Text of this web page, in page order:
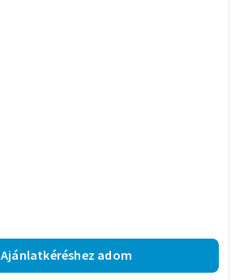
Ajánlatkéréshez adom